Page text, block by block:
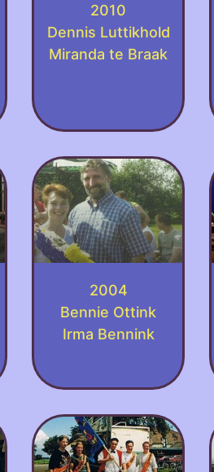
2010
Dennis Luttikhold
Miranda te Braak
2004
Bennie Ottink
Irma Bennink